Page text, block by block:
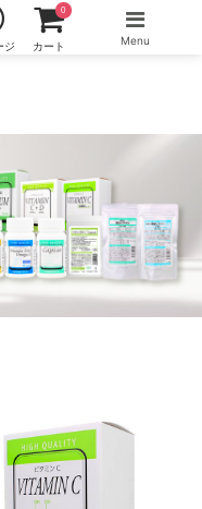
ジ カート
0
Menu